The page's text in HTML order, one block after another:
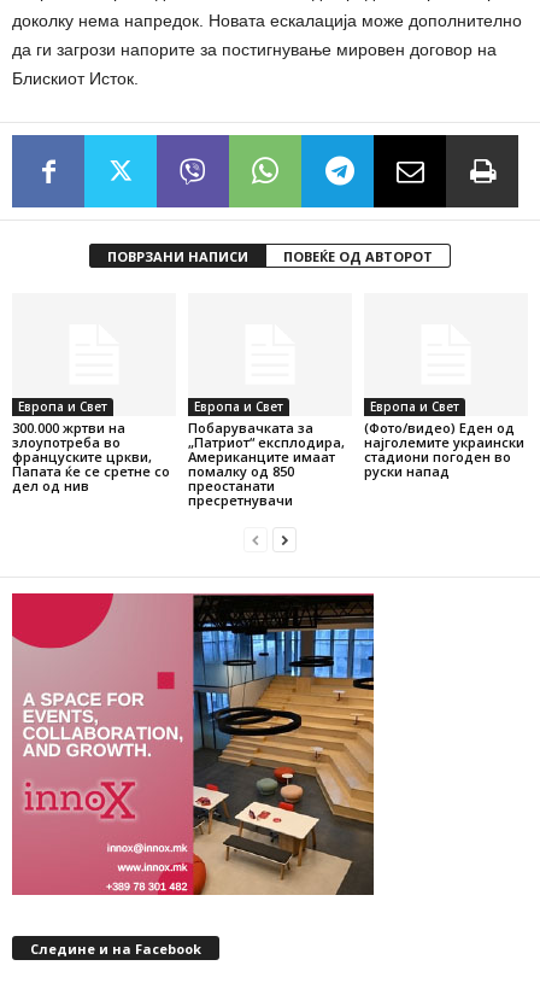
доколку нема напредок. Новата ескалација може дополнително
да ги загрози напорите за постигнување мировен договор на
Блискиот Исток.
ПОВРЗАНИ НАПИСИ ПОВЕЌЕ ОД АВТОРОТ
Европа и Свет
300.000 жртви на
злоупотреба во
француските цркви,
Папата ќе се сретне со
дел од нив
Европа и Свет
Побарувачката за
„Патриот“ експлодира,
Американците имаат
помалку од 850
преостанати
пресретнувачи
Европа и Свет
(Фото/видео) Еден од
најголемите украински
стадиони погоден во
руски напад
Следине и на Facebook